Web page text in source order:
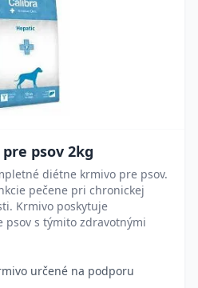
psov 2kg
diétne krmivo pre psov.
pečene pri chronickej
Krmivo poskytuje
psov s týmito zdravotnými
určené na podporu